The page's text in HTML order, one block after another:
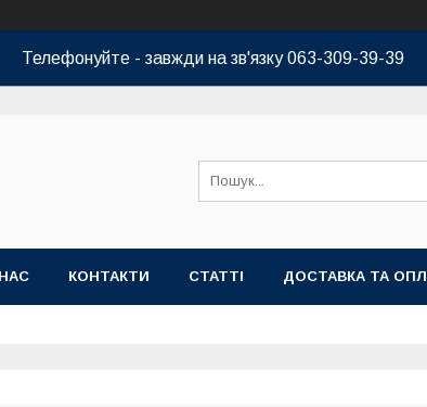
Телефонуйте - завжди на зв'язку 063-309-39-39
КОНТАКТИ СТАТТІ ДОСТАВКА ТА